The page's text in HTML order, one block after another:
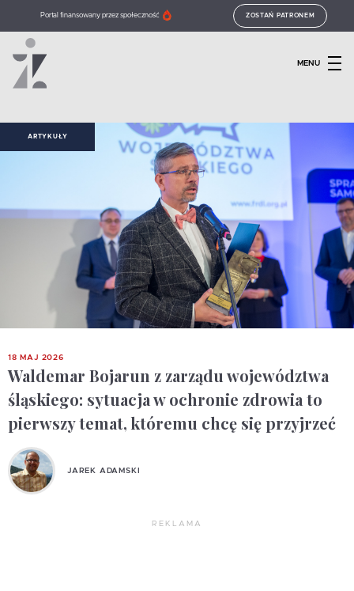
Portal finansowany przez społeczność ZOSTAŃ PATRONEM
MENU
ARTYKUŁY
18 MAJ 2026
Waldemar Bojarun z zarządu województwa
śląskiego: sytuacja w ochronie zdrowia to
pierwszy temat, któremu chcę się przyjrzeć
JAREK ADAMSKI
REKLAMA